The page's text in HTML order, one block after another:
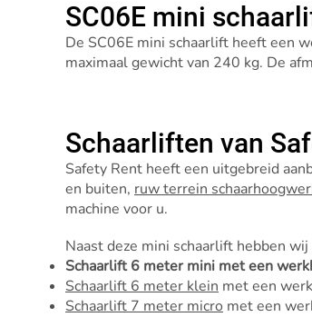
SC06E mini
De SC06E mini schaarlift heeft een
maximaal gewicht van 240 kg. De
Schaarliften van
Safety Rent heeft een uitgebreid
en buiten, ruw terrein
machine voor u.
Naast deze mini schaarlift hebben
Schaarlift 6 meter mini met een
Schaarlift 6 meter klein met een
Schaarlift 7 meter micro met een